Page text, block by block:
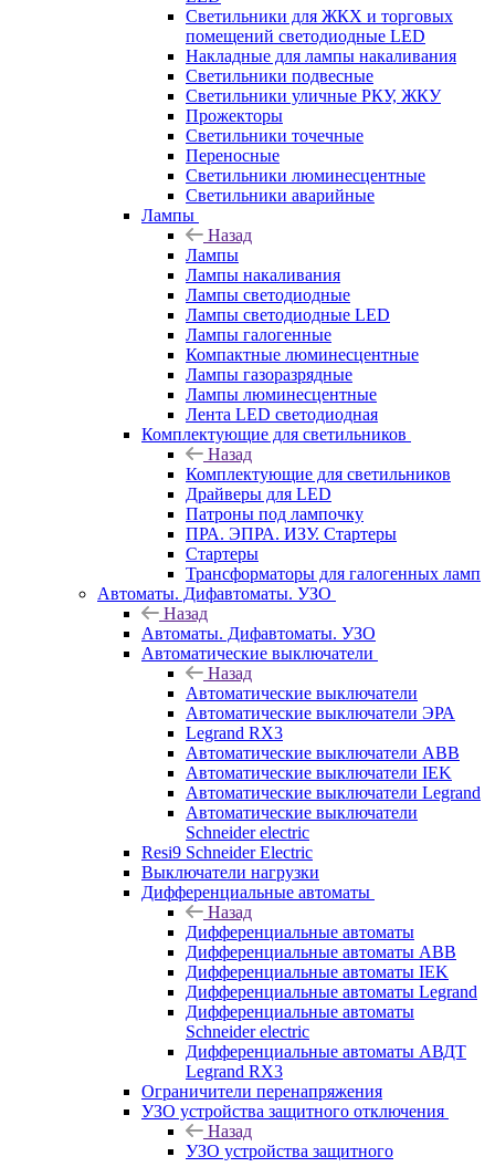
Светильники для ЖКХ и торговых
помещений светодиодные LED
Накладные для лампы накаливания
Светильники подвесные
Светильники уличные РКУ, ЖКУ
Прожекторы
Cветильники точечные
Переносные
Светильники люминесцентные
Светильники аварийные
Лампы
Назад
Лампы
Лампы накаливания
Лампы светодиодные
Лампы светодиодные LED
Лампы галогенные
Компактные люминесцентные
Лампы газоразрядные
Лампы люминесцентные
Лента LED светодиодная
Комплектующие для светильников
Назад
Комплектующие для светильников
Драйверы для LED
Патроны под лампочку
ПРА. ЭПРА. ИЗУ. Стартеры
Стартеры
Трансформаторы для галогенных ламп
Автоматы. Дифавтоматы. УЗО
Назад
Автоматы. Дифавтоматы. УЗО
Автоматические выключатели
Назад
Автоматические выключатели
Автоматические выключатели ЭРА
Legrand RX3
Автоматические выключатели ABB
Автоматические выключатели IEK
Автоматические выключатели Legrand
Автоматические выключатели
Schneider electric
Resi9 Schneider Electric
Выключатели нагрузки
Дифференциальные автоматы
Назад
Дифференциальные автоматы
Дифференциальные автоматы ABB
Дифференциальные автоматы IEK
Дифференциальные автоматы Legrand
Дифференциальные автоматы
Schneider electric
Дифференциальные автоматы АВДТ
Legrand RX3
Ограничители перенапряжения
УЗО устройства защитного отключения
Назад
УЗО устройства защитного